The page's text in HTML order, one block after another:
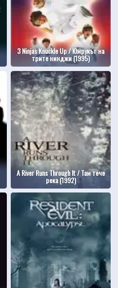
3 Ninjas Knuckle Up / Юмрукът на
трите нинджи (1995)
A River Runs Through It / Там тече
река (1992)